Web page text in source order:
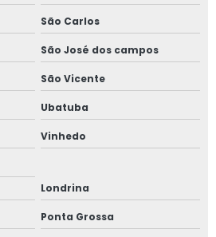
de obra
imobiliária
de obra
inspeção predial
São Carlos
São José dos campos
São Vicente
Ubatuba
Vinhedo
Londrina
Ponta Grossa